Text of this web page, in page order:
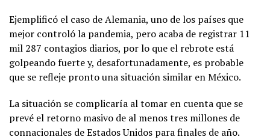
Ejemplificó el caso de Alemania, uno de los países que
mejor controló la pandemia, pero acaba de registrar 11
mil 287 contagios diarios, por lo que el rebrote está
golpeando fuerte y, desafortunadamente, es probable
que se refleje pronto una situación similar en México.
La situación se complicaría al tomar en cuenta que se
prevé el retorno masivo de al menos tres millones de
connacionales de Estados Unidos para finales de año.